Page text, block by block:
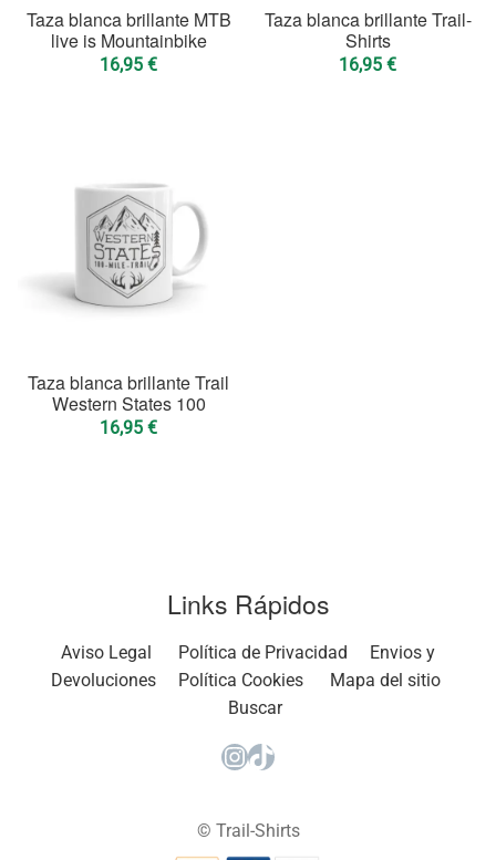
Taza blanca brillante MTB
live is Mountainbike
16,95 €
Taza blanca brillante Trail-
Shirts
16,95 €
Taza blanca brillante Trail
Western States 100
16,95 €
Links Rápidos
Aviso Legal Política de Privacidad
Envios y
Devoluciones
Política Cookies
Mapa del sitio
Buscar
Instagram
TikTok
© Trail-Shirts